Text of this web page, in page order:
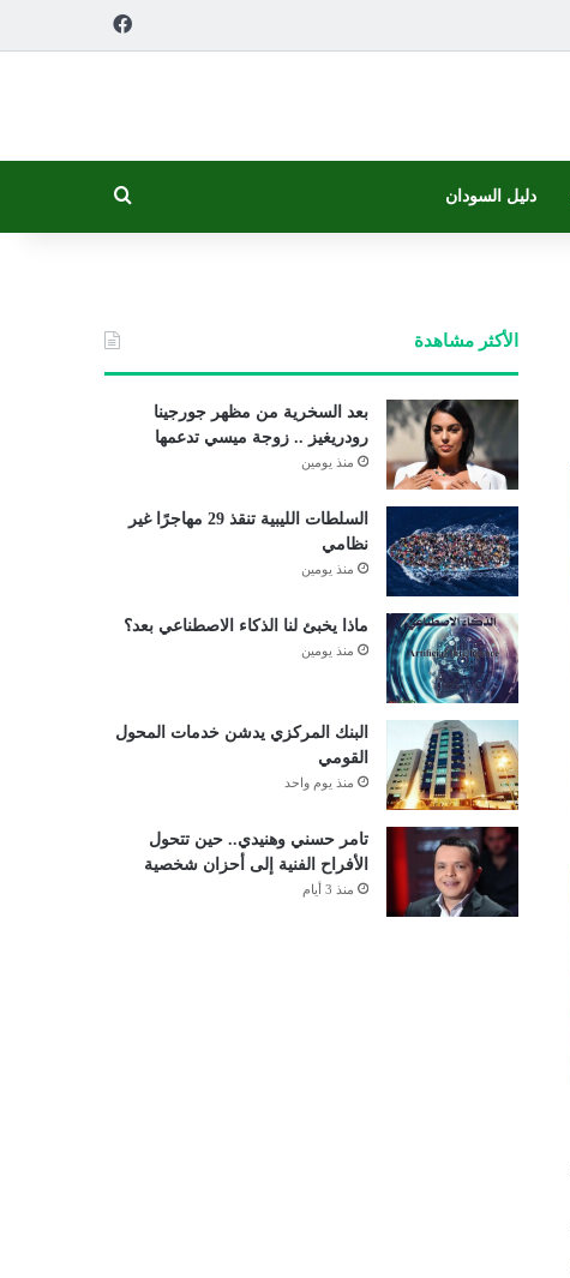
دليل السودان
الأكثر مشاهدة
بعد السخرية من مظهر جورجينا
رودريغيز .. زوجة ميسي تدعمها
منذ يومين
السلطات الليبية تنقذ 29 مهاجرًا غير
نظامي
منذ يومين
ماذا يخبئ لنا الذكاء الاصطناعي بعد؟
منذ يومين
البنك المركزي يدشن خدمات المحول
القومي
منذ يوم واحد
تامر حسني وهنيدي.. حين تتحول
الأفراح الفنية إلى أحزان شخصية
منذ 3 أيام